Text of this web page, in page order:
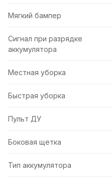
Мягкий бампер
Сигнал при разрядке
аккумулятора
Местная уборка
Быстрая уборка
Пульт ДУ
Боковая щетка
Тип аккумулятора